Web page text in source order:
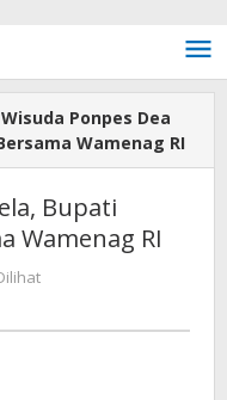
Wisuda Ponpes Dea
Wamenag RI
Bupati
Wamenag RI